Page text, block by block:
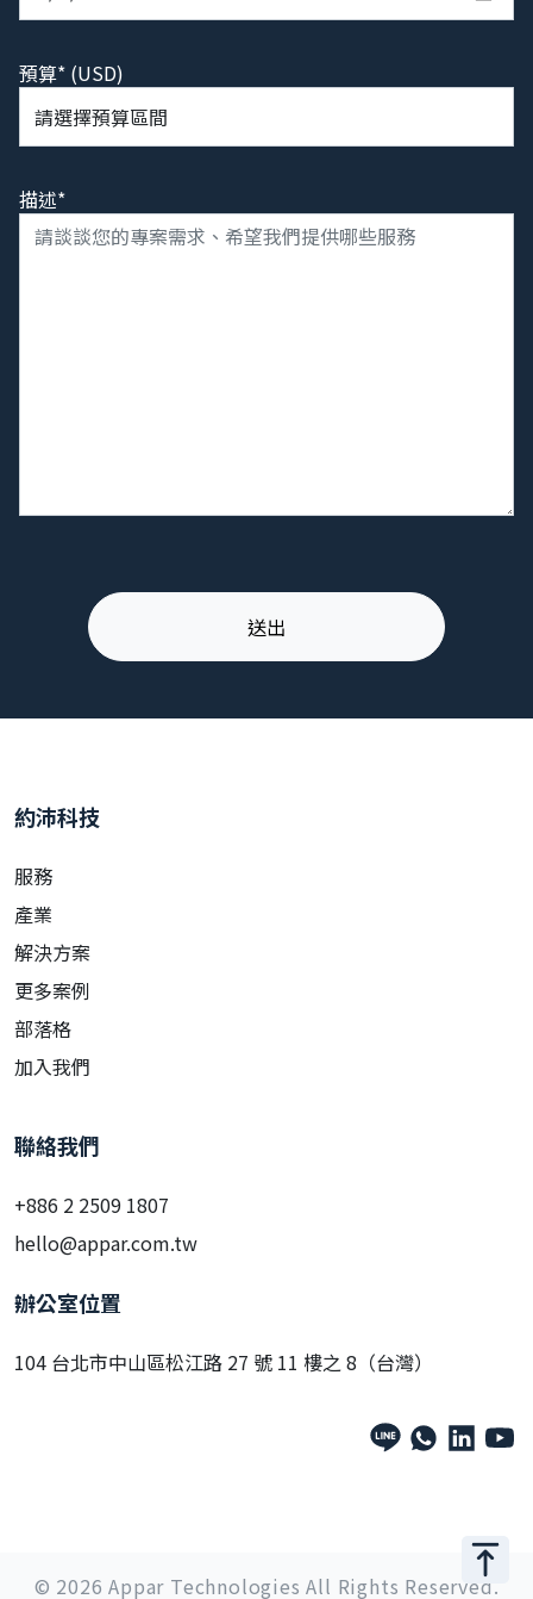
預算* (USD)
描述*
約沛科技
服務
產業
解決方案
更多案例
部落格
加入我們
聯絡我們
+886 2 2509 1807
hello@appar.com.tw
辦公室位置
104 台北市中山區松江路 27 號 11 樓之 8（台灣）
© 2026 Appar Technologies All Rights Reserved.